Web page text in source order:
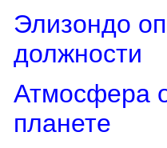
Элизондо
должности
Атмосфера
планете